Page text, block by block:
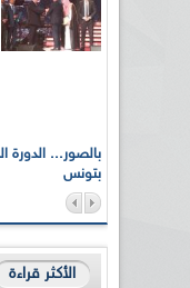
بتونس
الأكثر قراءة